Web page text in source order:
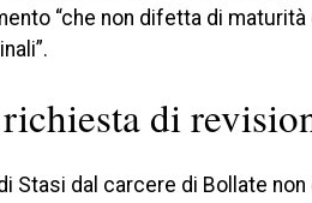
“che non difetta di
di
Stasi dal carcere di Bollate